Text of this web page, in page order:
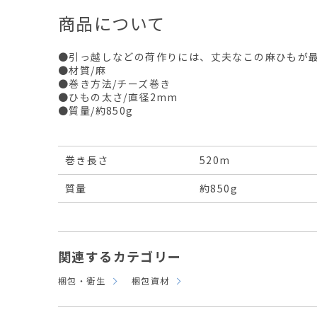
商品について
●引っ越しなどの荷作りには、丈夫なこの麻ひもが最
●材質/麻
●巻き方法/チーズ巻き
●ひもの太さ/直径2mm
●質量/約850g
巻き長さ
520m
質量
約850g
関連するカテゴリー
梱包・衛生 梱包資材